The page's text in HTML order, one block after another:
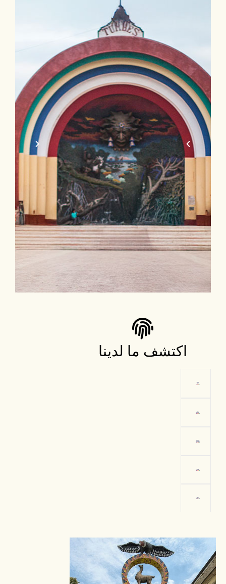
الصورة: برومبيرو
اكتشف ما لدينا